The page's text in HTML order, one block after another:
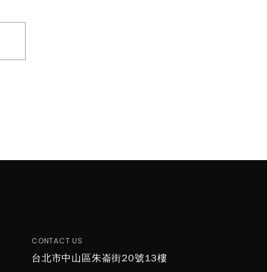
CONTACT US
台北市中山區朱崙街20號13樓